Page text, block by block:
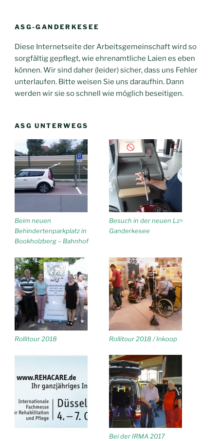
ASG-GANDERKESEE
Diese Internetseite der Arbeitsgemeinschaft wird so
sorgfältig gepflegt, wie ehrenamtliche Laien es eben
können. Wir sind daher (leider) sicher, dass uns Fehler
unterlaufen. Bitte weisen Sie uns daraufhin. Dann
werden wir sie so schnell wie möglich beseitigen.
ASG UNTERWEGS
Beim neuen
Behindertenparkplatz in
Bookholzberg – Bahnhof
Besuch in der neuen Lz=
Ganderkesee
Rollitour 2018 Rollitour 2018 / Inkoop
Bei der IRMA 2017